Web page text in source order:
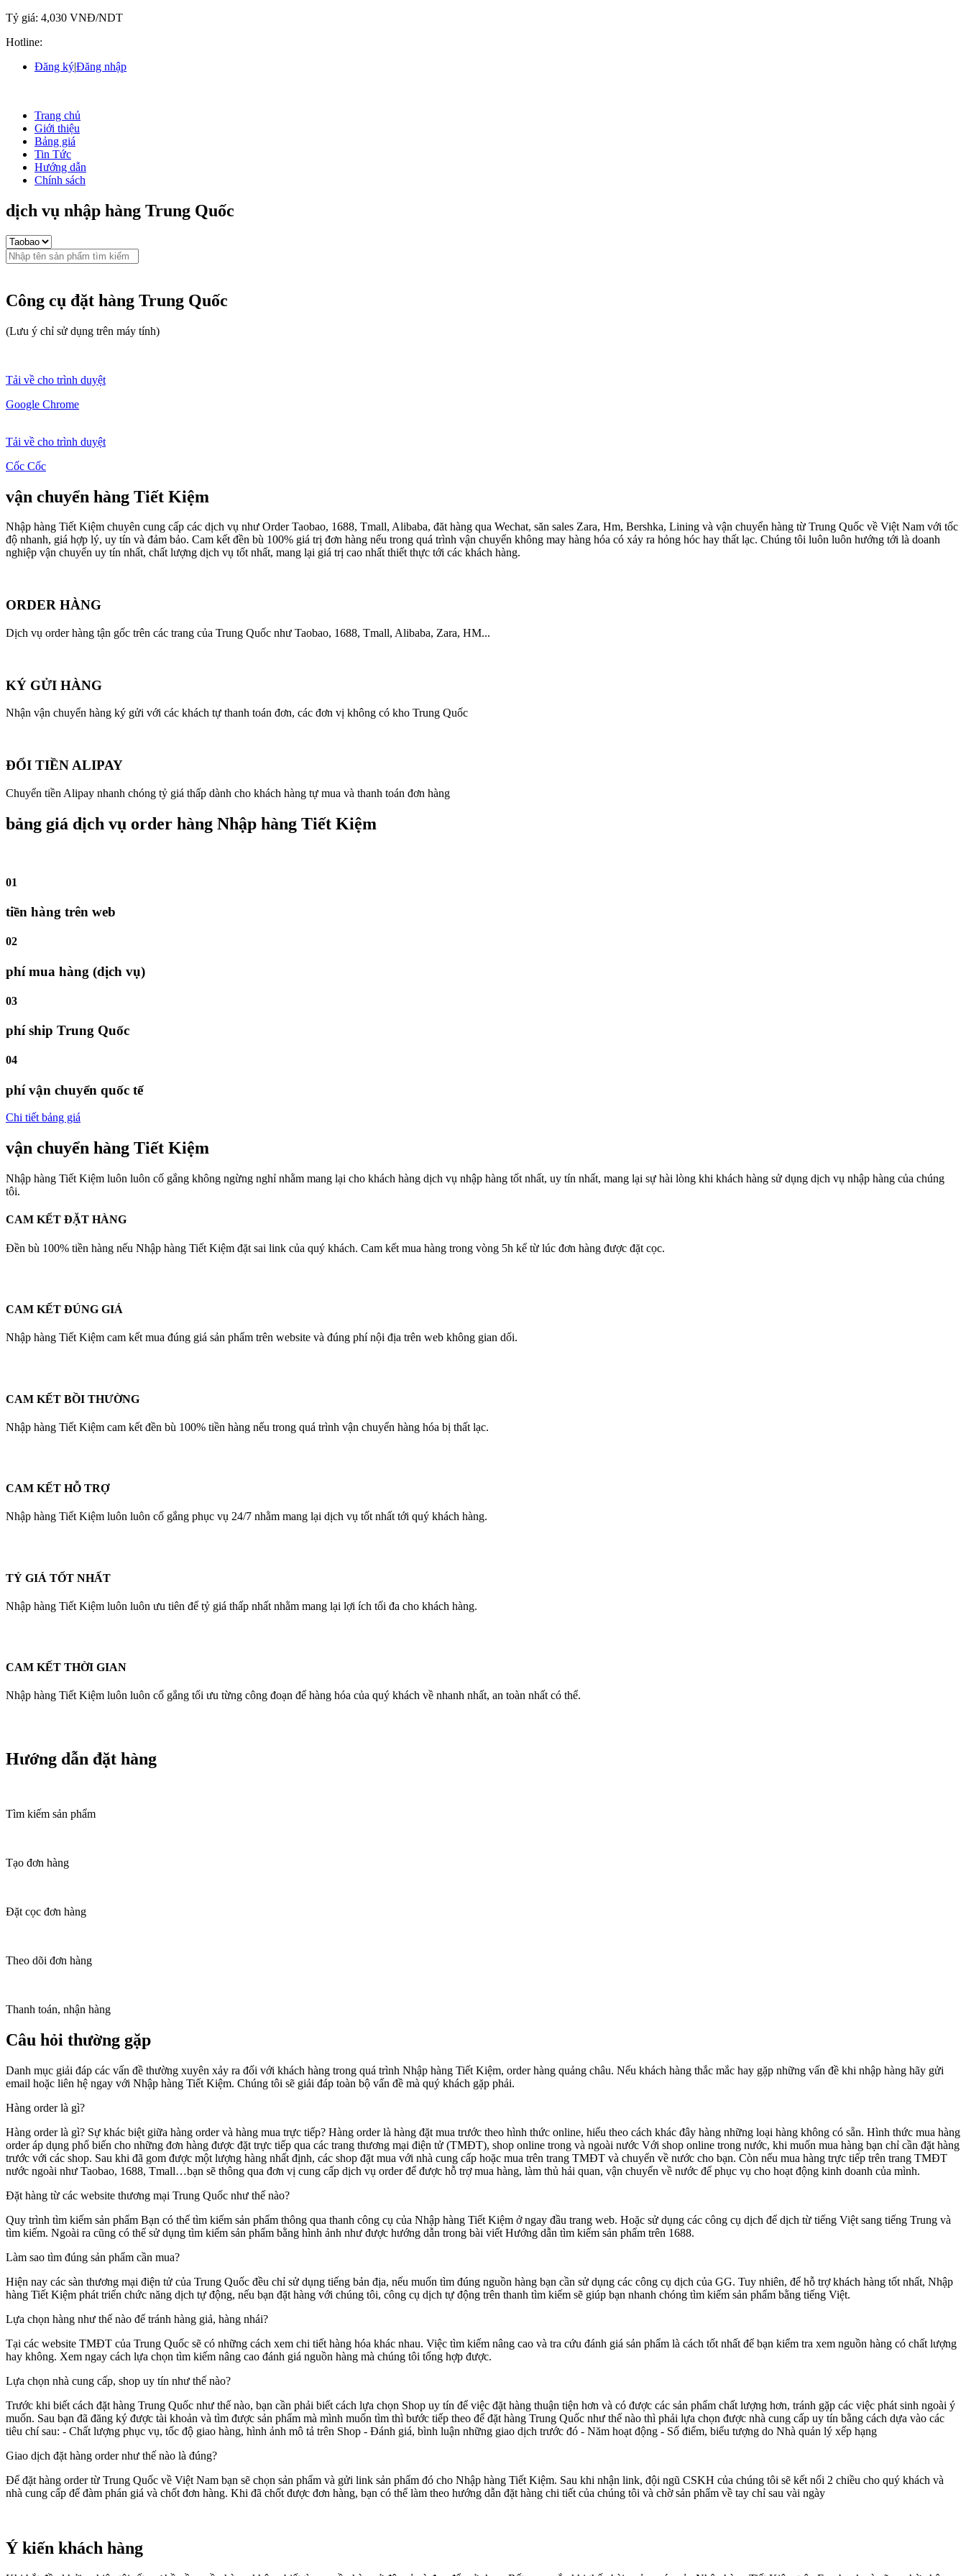
Tỷ giá: 4,030 VNĐ/NDT
Hotline:
Đăng ký|Đăng nhập
Trang chủ
Giới thiệu
Bảng giá
Tin Tức
Hướng dẫn
Chính sách
dịch vụ nhập hàng Trung Quốc
Công cụ đặt hàng Trung Quốc
(Lưu ý chỉ sử dụng trên máy tính)
Tải về cho trình duyệt
Google Chrome
Tải về cho trình duyệt
Cốc Cốc
vận chuyển hàng Tiết Kiệm
Nhập hàng Tiết Kiệm chuyên cung cấp các dịch vụ như Order Taobao, 1688, Tmall, Alibaba, đăt hàng qua Wechat, săn sales Zara, Hm, Bershka, Lining và vận chuyển hàng từ Trung Quốc về Việt Nam với tốc
độ nhanh, giá hợp lý, uy tín và đảm bảo. Cam kết đền bù 100% giá trị đơn hàng nếu trong quá trình vận chuyển không may hàng hóa có xảy ra hỏng hóc hay thất lạc. Chúng tôi luôn luôn hướng tới là doanh
nghiệp vận chuyển uy tín nhất, chất lượng dịch vụ tốt nhất, mang lại giá trị cao nhất thiết thực tới các khách hàng.
ORDER HÀNG
Dịch vụ order hàng tận gốc trên các trang của Trung Quốc như Taobao, 1688, Tmall, Alibaba, Zara, HM...
KÝ GỬI HÀNG
Nhận vận chuyển hàng ký gửi với các khách tự thanh toán đơn, các đơn vị không có kho Trung Quốc
ĐỔI TIỀN ALIPAY
Chuyển tiền Alipay nhanh chóng tỷ giá thấp dành cho khách hàng tự mua và thanh toán đơn hàng
bảng giá dịch vụ order hàng Nhập hàng Tiết Kiệm
01
tiền hàng trên web
02
phí mua hàng (dịch vụ)
03
phí ship Trung Quốc
04
phí vận chuyển quốc tế
Chi tiết bảng giá
vận chuyển hàng Tiết Kiệm
Nhập hàng Tiết Kiệm luôn luôn cố gắng không ngừng nghỉ nhằm mang lại cho khách hàng dịch vụ nhập hàng tốt nhất, uy tín nhất, mang lại sự hài lòng khi khách hàng sử dụng dịch vụ nhập hàng của chúng
tôi.
CAM KẾT ĐẶT HÀNG
Đền bù 100% tiền hàng nếu Nhập hàng Tiết Kiệm đặt sai link của quý khách. Cam kết mua hàng trong vòng 5h kể từ lúc đơn hàng được đặt cọc.
CAM KẾT ĐÚNG GIÁ
Nhập hàng Tiết Kiệm cam kết mua đúng giá sản phẩm trên website và đúng phí nội địa trên web không gian dối.
CAM KẾT BỒI THƯỜNG
Nhập hàng Tiết Kiệm cam kết đền bù 100% tiền hàng nếu trong quá trình vận chuyển hàng hóa bị thất lạc.
CAM KẾT HỖ TRỢ
Nhập hàng Tiết Kiệm luôn luôn cố gắng phục vụ 24/7 nhằm mang lại dịch vụ tốt nhất tới quý khách hàng.
TỶ GIÁ TỐT NHẤT
Nhập hàng Tiết Kiệm luôn luôn ưu tiên để tỷ giá thấp nhất nhằm mang lại lợi ích tối đa cho khách hàng.
CAM KẾT THỜI GIAN
Nhập hàng Tiết Kiệm luôn luôn cố gắng tối ưu từng công đoạn để hàng hóa của quý khách về nhanh nhất, an toàn nhất có thể.
Hướng dẫn đặt hàng
Tìm kiếm sản phẩm
Tạo đơn hàng
Đặt cọc đơn hàng
Theo dõi đơn hàng
Thanh toán, nhận hàng
Câu hỏi thường gặp
Danh mục giải đáp các vấn đề thường xuyên xảy ra đối với khách hàng trong quá trình Nhập hàng Tiết Kiệm, order hàng quảng châu. Nếu khách hàng thắc mắc hay gặp những vấn đề khi nhập hàng hãy gửi
email hoặc liên hệ ngay với Nhập hàng Tiết Kiệm. Chúng tôi sẽ giải đáp toàn bộ vấn đề mà quý khách gặp phải.
Hàng order là gì?
Hàng order là gì? Sự khác biệt giữa hàng order và hàng mua trực tiếp? Hàng order là hàng đặt mua trước theo hình thức online, hiểu theo cách khác đây hàng những loại hàng không có sẵn. Hình thức mua hàng
order áp dụng phổ biến cho những đơn hàng được đặt trực tiếp qua các trang thương mại điện tử (TMĐT), shop online trong và ngoài nước Với shop online trong nước, khi muốn mua hàng bạn chỉ cần đặt hàng
trước với các shop. Sau khi đã gom được một lượng hàng nhất định, các shop đặt mua với nhà cung cấp hoặc mua trên trang TMĐT và chuyển về nước cho bạn. Còn nếu mua hàng trực tiếp trên trang TMĐT
nước ngoài như Taobao, 1688, Tmall…bạn sẽ thông qua đơn vị cung cấp dịch vụ order để được hỗ trợ mua hàng, làm thủ hải quan, vận chuyển về nước để phục vụ cho hoạt động kinh doanh của mình.
Đặt hàng từ các website thương mại Trung Quốc như thế nào?
Quy trình tìm kiếm sản phẩm Bạn có thể tìm kiếm sản phẩm thông qua thanh công cụ của Nhập hàng Tiết Kiệm ở ngay đầu trang web. Hoặc sử dụng các công cụ dịch để dịch từ tiếng Việt sang tiếng Trung và
tìm kiếm. Ngoài ra cũng có thể sử dụng tìm kiếm sản phẩm bằng hình ảnh như được hướng dẫn trong bài viết Hướng dẫn tìm kiếm sản phẩm trên 1688.
Làm sao tìm đúng sản phẩm cần mua?
Hiện nay các sàn thương mại điện tử của Trung Quốc đều chỉ sử dụng tiếng bản địa, nếu muốn tìm đúng nguồn hàng bạn cần sử dụng các công cụ dịch của GG. Tuy nhiên, để hỗ trợ khách hàng tốt nhất, Nhập
hàng Tiết Kiệm phát triển chức năng dịch tự động, nếu bạn đặt hàng với chúng tôi, công cụ dịch tự động trên thanh tìm kiếm sẽ giúp bạn nhanh chóng tìm kiếm sản phẩm bằng tiếng Việt.
Lựa chọn hàng như thế nào để tránh hàng giả, hàng nhái?
Tại các website TMĐT của Trung Quốc sẽ có những cách xem chi tiết hàng hóa khác nhau. Việc tìm kiếm nâng cao và tra cứu đánh giá sản phẩm là cách tốt nhất để bạn kiểm tra xem nguồn hàng có chất lượng
hay không. Xem ngay cách lựa chọn tìm kiếm nâng cao đánh giá nguồn hàng mà chúng tôi tổng hợp được.
Lựa chọn nhà cung cấp, shop uy tín như thế nào?
Trước khi biết cách đặt hàng Trung Quốc như thế nào, bạn cần phải biết cách lựa chọn Shop uy tín để việc đặt hàng thuận tiện hơn và có được các sản phẩm chất lượng hơn, tránh gặp các việc phát sinh ngoài ý
muốn. Sau bạn đã đăng ký được tài khoản và tìm được sản phẩm mà mình muốn tìm thì bước tiếp theo để đặt hàng Trung Quốc như thế nào thì phải lựa chọn được nhà cung cấp uy tín bằng cách dựa vào các
tiêu chí sau: - Chất lượng phục vụ, tốc độ giao hàng, hình ảnh mô tả trên Shop - Đánh giá, bình luận những giao dịch trước đó - Năm hoạt động - Số điểm, biểu tượng do Nhà quản lý xếp hạng
Giao dịch đặt hàng order như thế nào là đúng?
Để đặt hàng order từ Trung Quốc về Việt Nam bạn sẽ chọn sản phẩm và gửi link sản phẩm đó cho Nhập hàng Tiết Kiệm. Sau khi nhận link, đội ngũ CSKH của chúng tôi sẽ kết nối 2 chiều cho quý khách và
nhà cung cấp để đàm phán giá và chốt đơn hàng. Khi đã chốt được đơn hàng, bạn có thể làm theo hướng dẫn đặt hàng chi tiết của chúng tôi và chờ sản phẩm về tay chỉ sau vài ngày
Ý kiến khách hàng